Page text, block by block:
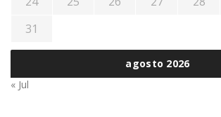
agosto 2026
31
« Jul